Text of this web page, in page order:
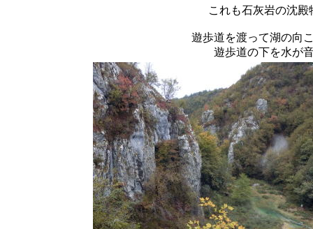
これも石灰岩の沈
遊歩道を渡って湖の向
遊歩道の下を水が